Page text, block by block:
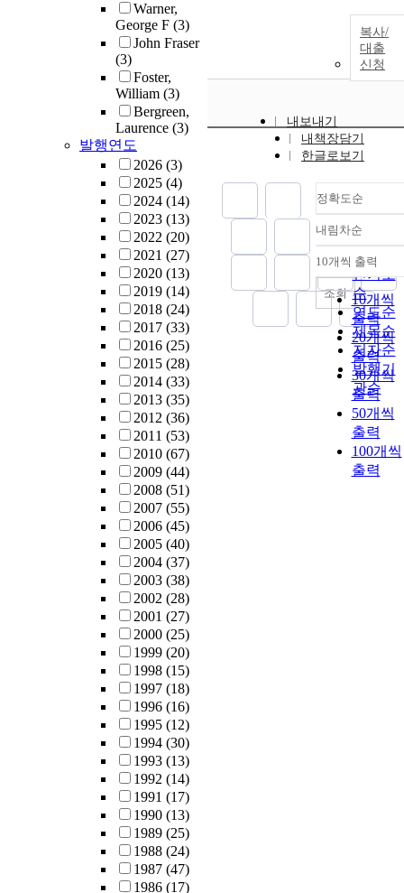
Warner,
George F (3)
John Fraser
(3)
Foster,
William (3)
Bergreen,
Laurence (3)
발행연도
2026 (3)
2025 (4)
2024 (14)
2023 (13)
2022 (20)
2021 (27)
2020 (13)
2019 (14)
2018 (24)
2017 (33)
2016 (25)
2015 (28)
2014 (33)
2013 (35)
2012 (36)
2011 (53)
2010 (67)
2009 (44)
2008 (51)
2007 (55)
2006 (45)
2005 (40)
2004 (37)
2003 (38)
2002 (28)
2001 (27)
2000 (25)
1999 (20)
1998 (15)
1997 (18)
1996 (16)
1995 (12)
1994 (30)
1993 (13)
1992 (14)
1991 (17)
1990 (13)
1989 (25)
1988 (24)
1987 (47)
1986 (17)
복사/
대출
신청
내보내기
내책장담기
한글로보기
정확도순
정확도
순
인기도
순
연도순
제목순
저자순
발행기
관순
내림차순
내림차
10개씩 출력
10개씩
출력
20개씩
출력
30개씩
출력
50개씩
출력
100개씩
출력
조회